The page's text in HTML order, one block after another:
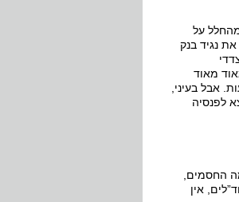
על
נגיד בנק
מאוד
אבל בעיני,
לפנסיה
החסמים,
אין